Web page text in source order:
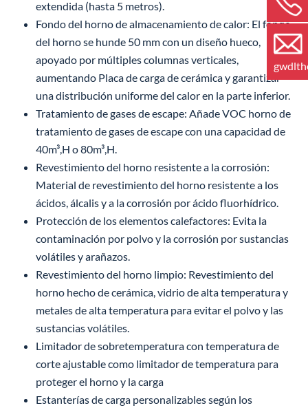
extendida (hasta 5 metros).
Fondo del horno de almacenamiento de calor: El fondo
del horno se hunde 50 mm con un diseño hueco,
apoyado por múltiples columnas verticales,
aumentando Placa de carga de cerámica y garantizar
una distribución uniforme del calor en la parte inferior.
Tratamiento de gases de escape: Añade VOC horno de
tratamiento de gases de escape con una capacidad de
40m³,H o 80m³,H.
Revestimiento del horno resistente a la corrosión:
Material de revestimiento del horno resistente a los
ácidos, álcalis y a la corrosión por ácido fluorhídrico.
Protección de los elementos calefactores: Evita la
contaminación por polvo y la corrosión por sustancias
volátiles y arañazos.
Revestimiento del horno limpio: Revestimiento del
horno hecho de cerámica, vidrio de alta temperatura y
metales de alta temperatura para evitar el polvo y las
sustancias volátiles.
Limitador de sobretemperatura con temperatura de
corte ajustable como limitador de temperatura para
proteger el horno y la carga
Estanterías de carga personalizables según los